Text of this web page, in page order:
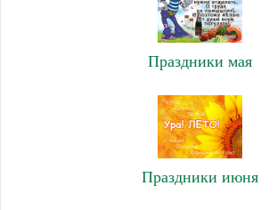
Праздники мая
Праздники июня